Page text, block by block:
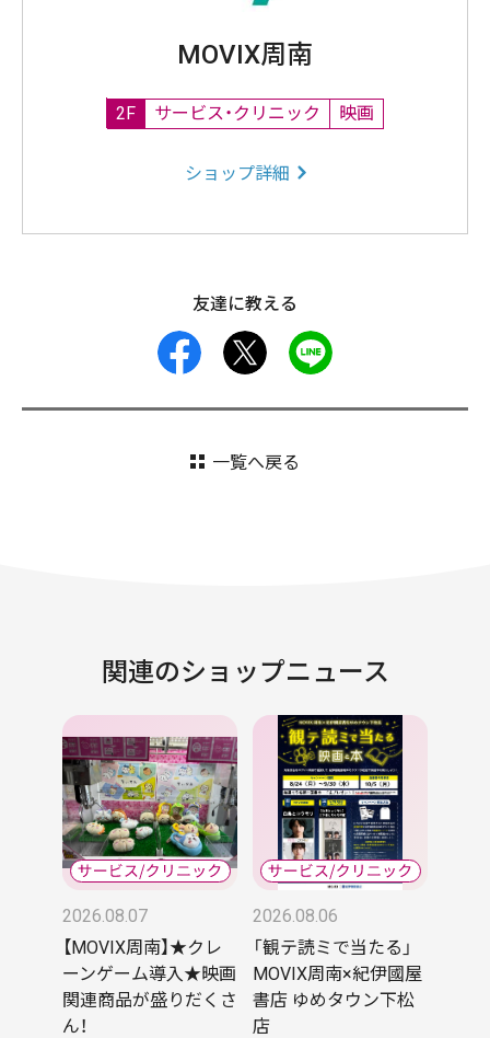
MOVIX周南
2F サービス・クリニック 映画
ショップ詳細
友達に教える
facebook
一覧へ戻る
関連のショップニュース
2026.08.07
【MOVIX周南】★クレ
ーンゲーム導入★映画
関連商品が盛りだくさ
ん！
2026.08.06
「観テ読ミで当たる」
MOVIX周南×紀伊國屋
書店 ゆめタウン下松
店